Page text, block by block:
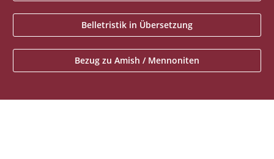
Belletristik in Übersetzung
Bezug zu Amish / Mennoniten